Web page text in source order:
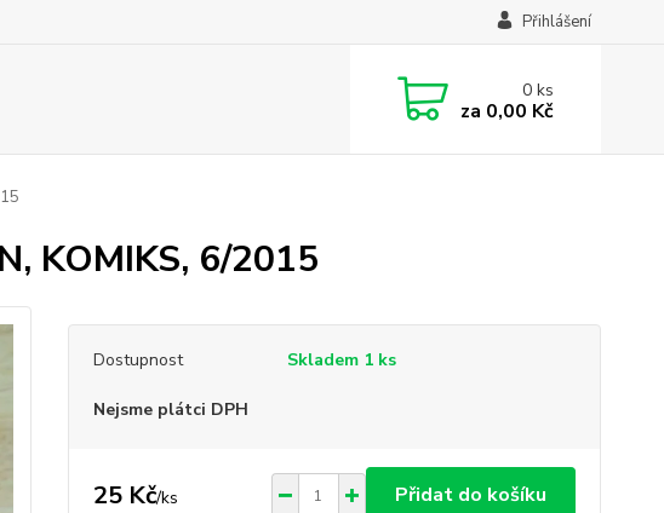
Přihlášení
0ks
za 0,00 Kč
KOMIKS, 6/2015
Dostupnost Skladem 1 ks
Nejsme plátci DPH
25 Kč/ks Přidat do košíku